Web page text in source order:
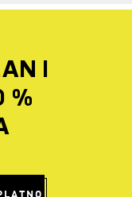
I
%